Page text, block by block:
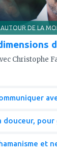
AUTOUR DE LA
Christophe
douceur, pour
et